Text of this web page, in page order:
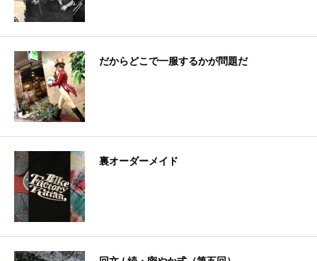
だからどこで一服するかが問題だ
裏オーダーメイド